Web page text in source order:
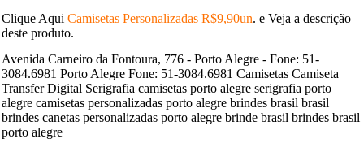
Clique Aqui Camisetas Personalizadas R$9,90un. e Veja a descrição
deste produto.
Avenida Carneiro da Fontoura, 776 - Porto Alegre - Fone: 51-
3084.6981 Porto Alegre Fone: 51-3084.6981 Camisetas Camiseta
Transfer Digital Serigrafia camisetas porto alegre serigrafia porto
alegre camisetas personalizadas porto alegre brindes brasil brasil
brindes canetas personalizadas porto alegre brinde brasil brindes brasil
porto alegre